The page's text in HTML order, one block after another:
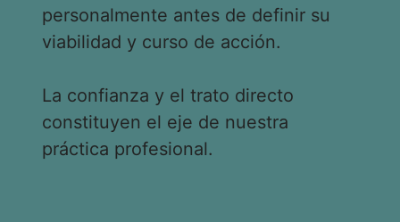
personalmente antes de definir su
viabilidad y curso de acción.
La confianza y el trato directo
constituyen el eje de nuestra
práctica profesional.